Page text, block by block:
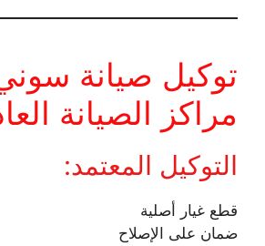
مراكز الصيانة
التوكيل المعتمد:
قطع غيار أصلية
ضمان على الإصلاح